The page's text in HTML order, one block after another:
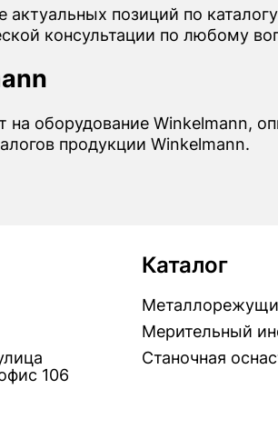
позиций по
консультации по любому
оборудование Winkelmann,
продукции Winkelmann.
106
Каталог
Мерительный
Станочная